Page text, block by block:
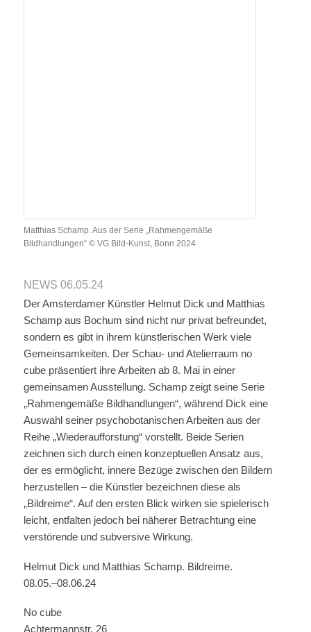
Matthias Schamp. Aus der Serie „Rahmengemäße
Bildhandlungen“ © VG Bild-Kunst, Bonn 2024
NEWS 06.05.24
Der Amsterdamer Künstler Helmut Dick und Matthias
Schamp aus Bochum sind nicht nur privat befreundet,
sondern es gibt in ihrem künstlerischen Werk viele
Gemeinsamkeiten. Der Schau- und Atelierraum no
cube präsentiert ihre Arbeiten ab 8. Mai in einer
gemeinsamen Ausstellung. Schamp zeigt seine Serie
„Rahmengemäße Bildhandlungen“, während Dick eine
Auswahl seiner psychobotanischen Arbeiten aus der
Reihe „Wiederaufforstung“ vorstellt. Beide Serien
zeichnen sich durch einen konzeptuellen Ansatz aus,
der es ermöglicht, innere Bezüge zwischen den Bildern
herzustellen – die Künstler bezeichnen diese als
„Bildreime“. Auf den ersten Blick wirken sie spielerisch
leicht, entfalten jedoch bei näherer Betrachtung eine
verstörende und subversive Wirkung.
Helmut Dick und Matthias Schamp. Bildreime.
08.05.–08.06.24
No cube
Achtermannstr. 26